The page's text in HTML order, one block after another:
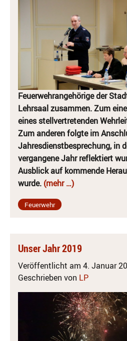
Feuerwehrangehörige der
Lehrsaal zusammen. Zum
eines stellvertretenden
Zum anderen folgte im
Jahresdienstbesprechung, in
vergangene Jahr reflektiert
Ausblick auf kommende
wurde. (mehr …)
Feuerwehr
Unser Jahr 2019
Veröffentlicht am 4. Januar
Geschrieben von LP